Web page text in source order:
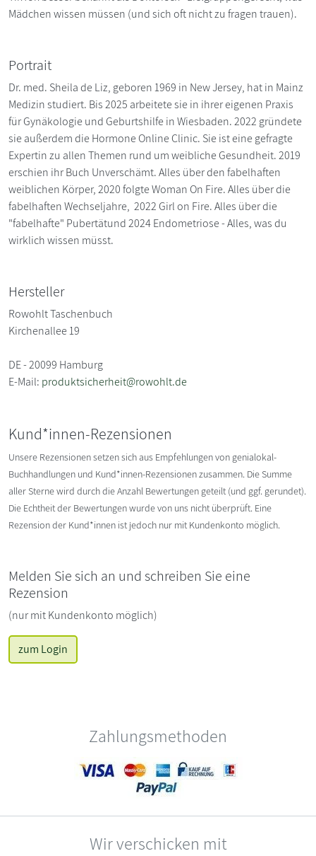
Mädchen wissen müssen (und sich oft nicht zu fragen trauen).
Portrait
Dr. med. Sheila de Liz, geboren 1969 in New Jersey, hat in Mainz
Medizin studiert. Bis 2025 arbeitete sie in ihrer eigenen Praxis
für Gynäkologie und Geburtshilfe in Wiesbaden. 2022 gründete
sie außerdem die Hormone Online Clinic. Sie ist eine gefragte
Expertin zu allen Themen rund um weibliche Gesundheit. 2019
erschien ihr Buch Unverschämt. Alles über den fabelhaften
weiblichen Körper, 2020 folgte Woman On Fire. Alles über die
fabelhaften Wechseljahre, 2022 Girl on Fire. Alles über die
"fabelhafte" Pubertätund 2024 Endometriose - Alles, was du
wirklich wissen müsst.
Hersteller
Rowohlt Taschenbuch
Kirchenallee 19
DE - 20099 Hamburg
E-Mail: produktsicherheit@rowohlt.de
Kund*innen-Rezensionen
Unsere Rezensionen setzen sich aus Empfehlungen von genialokal-
Buchhandlungen und Kund*innen-Rezensionen zusammen. Die Summe
aller Sterne wird durch die Anzahl Bewertungen geteilt (und ggf. gerundet).
Die Echtheit der Bewertungen wurde von uns nicht überprüft. Eine
Rezension der Kund*innen ist jedoch nur mit Kundenkonto möglich.
Melden Sie sich an und schreiben Sie eine
Rezension
(nur mit Kundenkonto möglich)
zum Login
Zahlungsmethoden
Wir verschicken mit